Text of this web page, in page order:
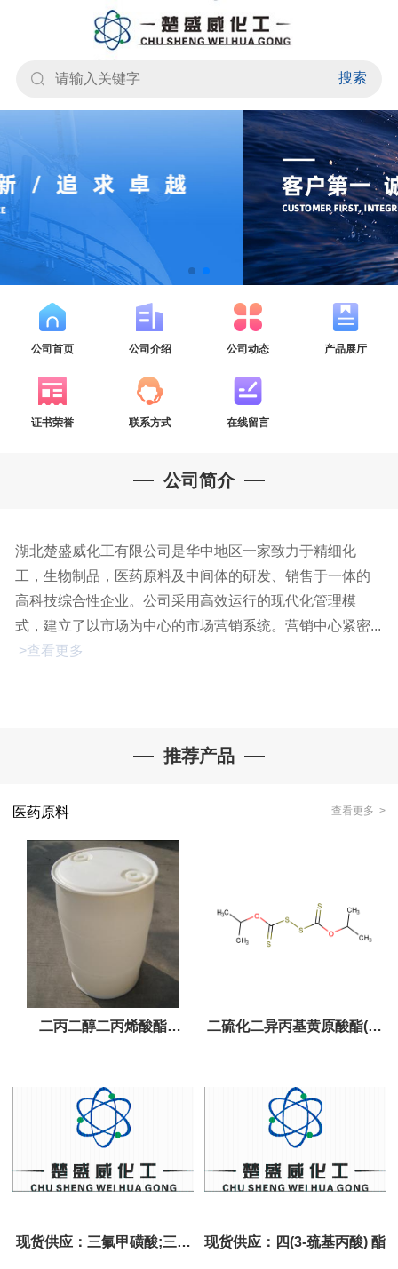
搜索
公司首页 公司介绍 公司动态 产品展厅
证书荣誉 联系方式 在线留言
公司简介
湖北楚盛威化工有限公司是华中地区一家致力于精细化
工，生物制品，医药原料及中间体的研发、销售于一体的
高科技综合性企业。公司采用高效运行的现代化管理模
式，建立了以市场为中心的市场营销系统。营销中心紧密...
>查看更多
推荐产品
医药原料 查看更多 >
二丙二醇二丙烯酸酯 二硫化二异丙基黄原酸酯(促
酯
现货供应：三氟甲磺酸;三氟 现货供应：四(3-巯基丙酸) 酯